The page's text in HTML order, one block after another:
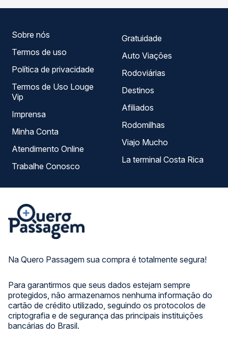
Na Quero Passagem sua compra é totalmente segura!
Para garantirmos que seus dados estejam sempre
protegidos, não armazenamos nenhuma informação do
cartão de crédito utilizado, seguindo os protocolos de
criptografia e de segurança das principais instituições
bancárias do Brasil.
Sobre nós
Termos de uso
Política de privacidade
Termos de Uso Louge
Vip
Imprensa
Minha Conta
Atendimento Online
Trabalhe Conosco
Gratuidade
Auto Viações
Rodoviárias
Destinos
Afiliados
Rodomilhas
Viajo Mucho
La terminal Costa Rica